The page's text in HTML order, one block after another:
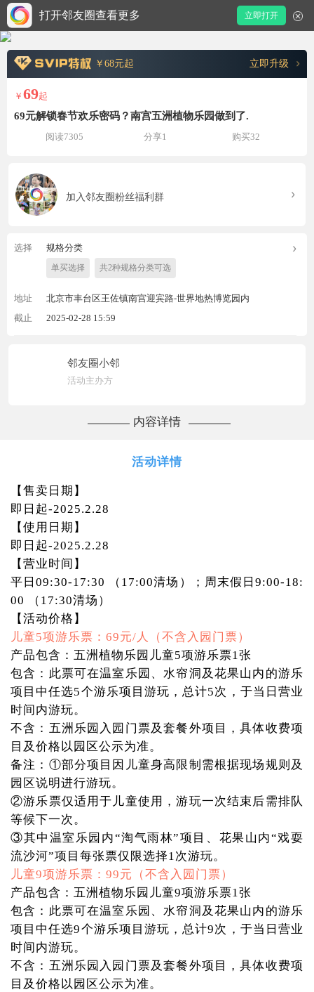
打开邻友圈查看更多 立即打开
￥68元起 立即升级
￥ 69起
69元解锁春节欢乐密码？南宫五洲植物乐园做到了.
阅读7305 分享1 购买32
加入邻友圈粉丝福利群
选择 规格分类
单买选择 共2种规格分类可选
地址
北京市丰台区王佐镇南宫迎宾路-世界地热博览园内
截止
2025-02-28 15:59
邻友圈小邻
活动主办方
内容详情
活动详情
【售卖日期】
即日起-2025.2.28
【使用日期】
即日起-2025.2.28
【营业时间】
平日09:30-17:30 （17:00清场）；周末假日9:00-18:
00 （17:30清场）
【活动价格】
儿童5项游乐票：69元/人（不含入园门票）
产品包含：五洲植物乐园儿童5项游乐票1张
包含：此票可在温室乐园、水帘洞及花果山内的游乐
项目中任选5个游乐项目游玩，总计5次，于当日营业
时间内游玩。
不含：五洲乐园入园门票及套餐外项目，具体收费项
目及价格以园区公示为准。
备注：①部分项目因儿童身高限制需根据现场规则及
园区说明进行游玩。
②游乐票仅适用于儿童使用，游玩一次结束后需排队
等候下一次。
③其中温室乐园内“淘气雨林”项目、花果山内“戏耍
流沙河”项目每张票仅限选择1次游玩。
儿童9项游乐票：99元（不含入园门票）
产品包含：五洲植物乐园儿童9项游乐票1张
包含：此票可在温室乐园、水帘洞及花果山内的游乐
项目中任选9个游乐项目游玩，总计9次，于当日营业
时间内游玩。
不含：五洲乐园入园门票及套餐外项目，具体收费项
目及价格以园区公示为准。